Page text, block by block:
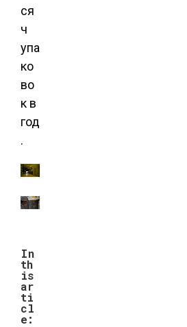
ся
ч
упа
ко
во
к в
год
.
In
th
is
ar
ti
cl
e: